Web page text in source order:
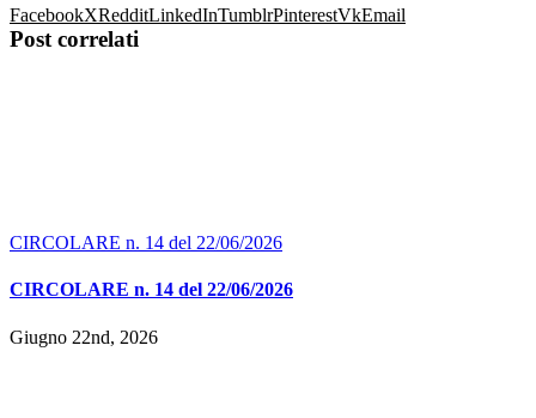
FacebookXRedditLinkedInTumblrPinterestVkEmail
Post correlati
CIRCOLARE n. 14 del 22/06/2026
CIRCOLARE n. 14 del 22/06/2026
Giugno 22nd, 2026